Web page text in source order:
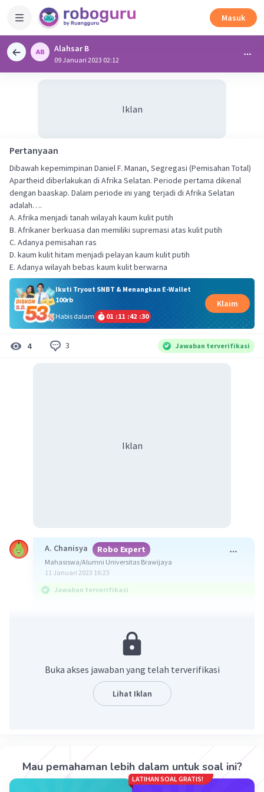
Masuk
Alahsar B
09 Januari 2023 02:12
Iklan
Pertanyaan
Dibawah kepemimpinan Daniel F. Manan, Segregasi (Pemisahan Total)
Apartheid diberlakukan di Afrika Selatan. Periode pertama dikenal
dengan baaskap. Dalam periode ini yang terjadi di Afrika Selatan
adalah….
A. Afrika menjadi tanah wilayah kaum kulit putih
B. Afrikaner berkuasa dan memiliki supremasi atas kulit putih
C. Adanya pemisahan ras
D. kaum kulit hitam menjadi pelayan kaum kulit putih
E. Adanya wilayah bebas kaum kulit berwarna
Ikuti Tryout SNBT & Menangkan E-Wallet
100rb
Habis dalam
01 :11 :42 :30
Klaim
4 3 Jawaban terverifikasi
Iklan
A. Chanisya Robo Expert
Mahasiswa/Alumni Universitas Brawijaya
11 Januari 2023 16:23
Jawaban terverifikasi
berkuasa dan memiliki supremasi atas kulit
Daniel F. Manan di Afrika Selatan
memberlakukan sistem Segregasi (Pemisahan
Total) Apartheid. Periode pertama dikenal
paksa dari tempat tinggal kaum kulit putih ke
tempat yang jauh dari pusat pemukiman, pusat
Buka akses jawaban yang telah terverifikasi
Lihat Iklan
Mau pemahaman lebih dalam untuk soal ini?
LATIHAN SOAL GRATIS!